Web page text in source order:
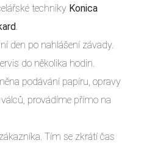
techniky Konica
.
den po nahlášení závady.
do několika hodin.
podávání papíru, opravy
provádíme přímo na
Tím se zkrátí čas